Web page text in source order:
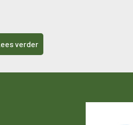
verder